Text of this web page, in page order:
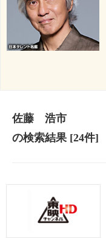
佐藤 浩市
の検索結果[24件]